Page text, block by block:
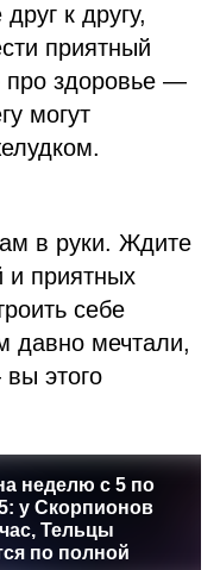
к другу,
приятный
про здоровье —
могут
в руки. Ждите
и приятных
себе
давно мечтали,
этого
неделю с 5 по
у Скорпионов
Тельцы
по полной